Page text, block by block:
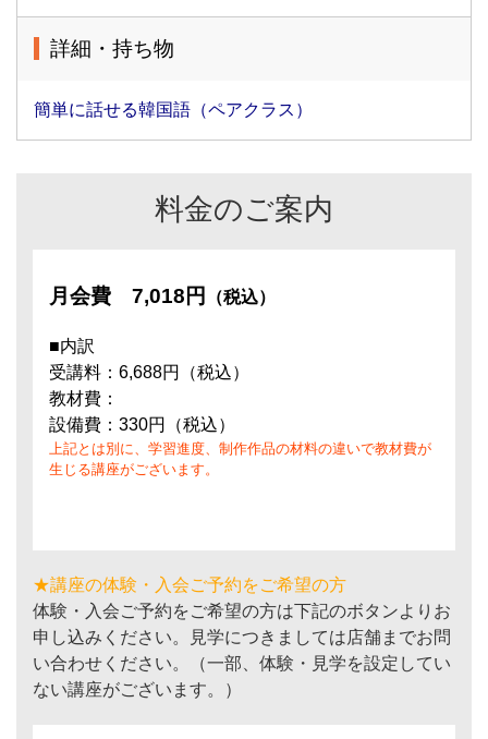
詳細・持ち物
簡単に話せる韓国語（ペアクラス）
料金のご案内
月会費 7,018円 （税込）
■内訳
受講料：6,688円（税込）
教材費：
設備費：330円（税込）
上記とは別に、学習進度、制作作品の材料の違いで教材費が
生じる講座がございます。
★講座の体験・入会ご予約をご希望の方
体験・入会ご予約をご希望の方は下記のボタンよりお
申し込みください。見学につきましては店舗までお問
い合わせください。（一部、体験・見学を設定してい
ない講座がございます。）